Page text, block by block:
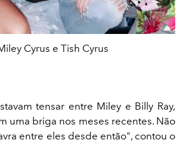
Cyrus e Tish Cyrus
tensar entre Miley e Billy Ray,
uma briga nos meses recentes. Não
entre eles desde então", contou o